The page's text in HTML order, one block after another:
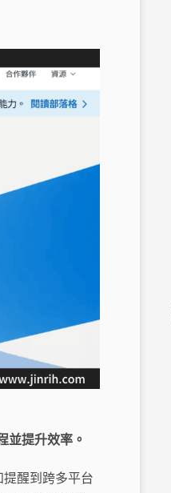
並提升效率。
提醒到跨多平台